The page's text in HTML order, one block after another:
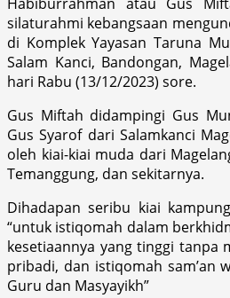
silaturahmi kebangsaan
di Komplek Yayasan Taruna
Salam Kanci, Bandongan,
hari Rabu (13/12/2023) sore.
Gus Miftah didampingi Gus
Gus Syarof dari Salamkanci
oleh kiai-kiai muda dari
Temanggung, dan sekitarnya.
Dihadapan seribu kiai
“untuk istiqomah dalam
kesetiaannya yang tinggi tanpa
pribadi, dan istiqomah sam’an
Guru dan Masyayikh”